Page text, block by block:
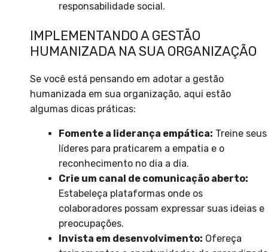
responsabilidade social.
IMPLEMENTANDO A GESTÃO
HUMANIZADA NA SUA ORGANIZAÇÃO
Se você está pensando em adotar a gestão
humanizada em sua organização, aqui estão
algumas dicas práticas:
Fomente a liderança empática: Treine seus
líderes para praticarem a empatia e o
reconhecimento no dia a dia.
Crie um canal de comunicação aberto:
Estabeleça plataformas onde os
colaboradores possam expressar suas ideias e
preocupações.
Invista em desenvolvimento: Ofereça